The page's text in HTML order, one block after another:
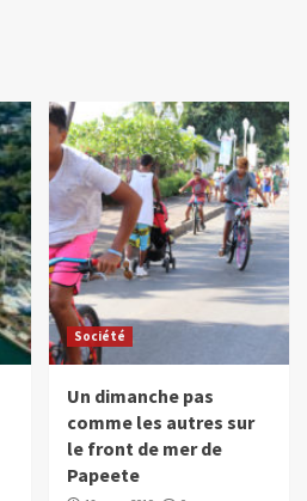
Société
Un dimanche pas
comme les autres sur
le front de mer de
Papeete